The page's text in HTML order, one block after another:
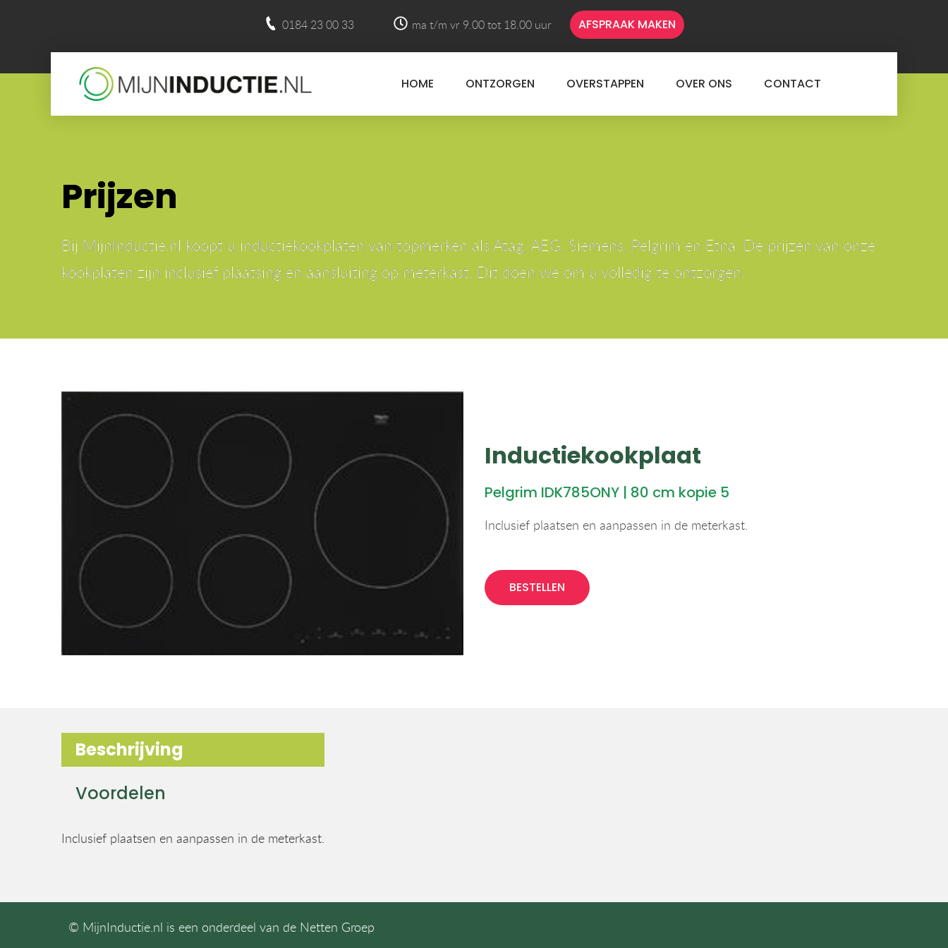
0184 23 00 33 ma t/m vr 9.00 tot 18.00 uur AFSPRAAK MAKEN
HOME ONTZORGEN OVERSTAPPEN OVER ONS CONTACT
Prijzen
Bij MijnInductie.nl koopt u inductiekookplaten van topmerken als Atag, AEG, Siemens, Pelgrim en Etna. De prijzen van onze
kookplaten zijn inclusief plaatsing en aansluiting op meterkast. Dit doen we om u volledig te ontzorgen.
Inductiekookplaat
Pelgrim IDK785ONY | 80 cm kopie 5
Inclusief plaatsen en aanpassen in de meterkast.
BESTELLEN
Beschrijving
Voordelen
Inclusief plaatsen en aanpassen in de meterkast.
© MijnInductie.nl is een onderdeel van de Netten Groep